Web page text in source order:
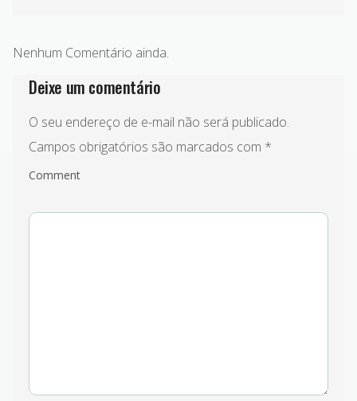
Nenhum Comentário ainda.
Deixe um comentário
O seu endereço de e-mail não será publicado.
Campos obrigatórios são marcados com *
Comment